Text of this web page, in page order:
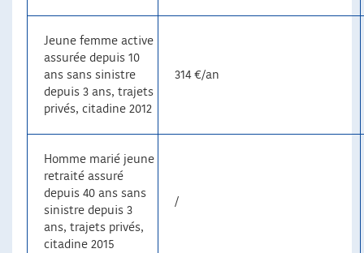
Jeune femme active
assurée depuis 10
ans sans sinistre
depuis 3 ans, trajets
privés, citadine 2012
314 €/an
Homme marié jeune
retraité assuré
depuis 40 ans sans
sinistre depuis 3
ans, trajets privés,
citadine 2015
/